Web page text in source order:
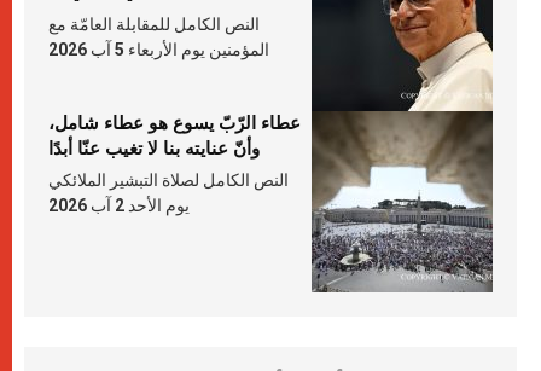
النص الكامل للمقابلة العامّة مع
المؤمنين يوم الأربعاء 5 آب 2026
عطاء الرّبّ يسوع هو عطاء شامل،
وأنّ عنايته بنا لا تغيب عنّا أبدًا
النص الكامل لصلاة التبشير الملائكي
يوم الأحد 2 آب 2026